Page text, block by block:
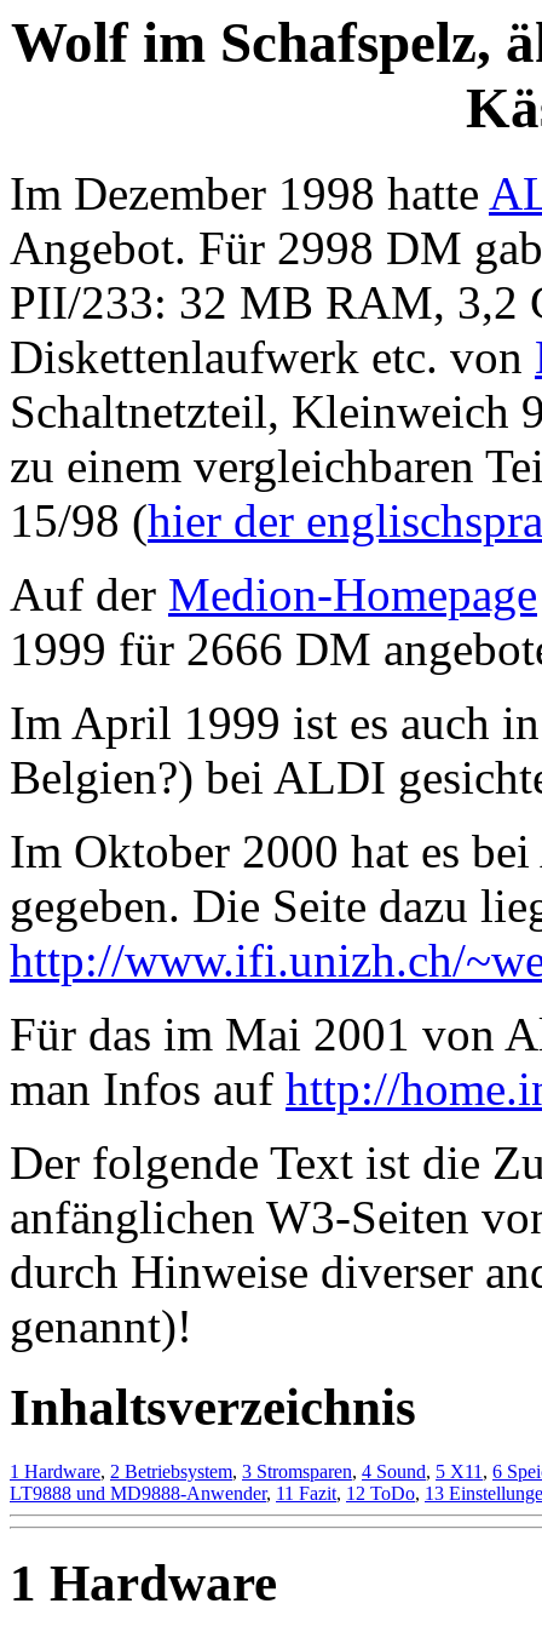
Wolf im Schafspelz,
Im Dezember 1998 hatte
Angebot. Für 2998 DM
PII/233: 32 MB RAM, 3,2
Diskettenlaufwerk etc. von
Schaltnetzteil, Kleinweich
zu einem vergleichbaren
15/98 (hier der
Auf der Medion-Homepage
1999 für 2666 DM
Im April 1999 ist es auch
Belgien?) bei ALDI
Im Oktober 2000 hat es
gegeben. Die Seite dazu
http://www.ifi.unizh.ch/
Für das im Mai 2001 von
man Infos auf http://
Der folgende Text ist die
anfänglichen W3-Seiten
durch Hinweise diverser
genannt)!
Inhaltsverzeichnis
1 Hardware, 2 Betriebsystem, 3 Stromsparen, 4 Sound, 5 X11 , 6
LT9888 und MD9888-Anwender, 11 Fazit, 12 ToDo, 13
1 Hardware